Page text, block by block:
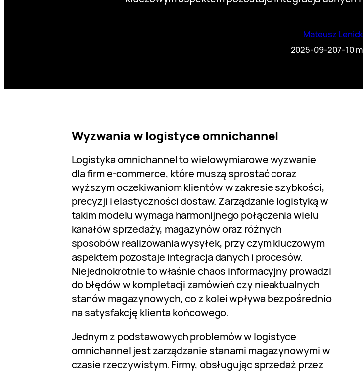
Mateusz
2025-09-207–10
Wyzwania w logistyce omnichannel
Logistyka omnichannel to wielowymiarowe wyzwanie
dla firm e-commerce, które muszą sprostać coraz
wyższym oczekiwaniom klientów w zakresie szybkości,
precyzji i elastyczności dostaw. Zarządzanie logistyką w
takim modelu wymaga harmonijnego połączenia wielu
kanałów sprzedaży, magazynów oraz różnych
sposobów realizowania wysyłek, przy czym kluczowym
aspektem pozostaje integracja danych i procesów.
Niejednokrotnie to właśnie chaos informacyjny prowadzi
do błędów w kompletacji zamówień czy nieaktualnych
stanów magazynowych, co z kolei wpływa bezpośrednio
na satysfakcję klienta końcowego.
Jednym z podstawowych problemów w logistyce
omnichannel jest zarządzanie stanami magazynowymi w
czasie rzeczywistym. Firmy, obsługując sprzedaż przez